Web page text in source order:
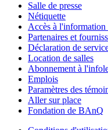
Salle de presse
Nétiquette
Accès à l'information
Partenaires et
Déclaration de
Location de salles
Abonnement à
Emplois
Paramètres des
Aller sur place
Fondation de BAnQ